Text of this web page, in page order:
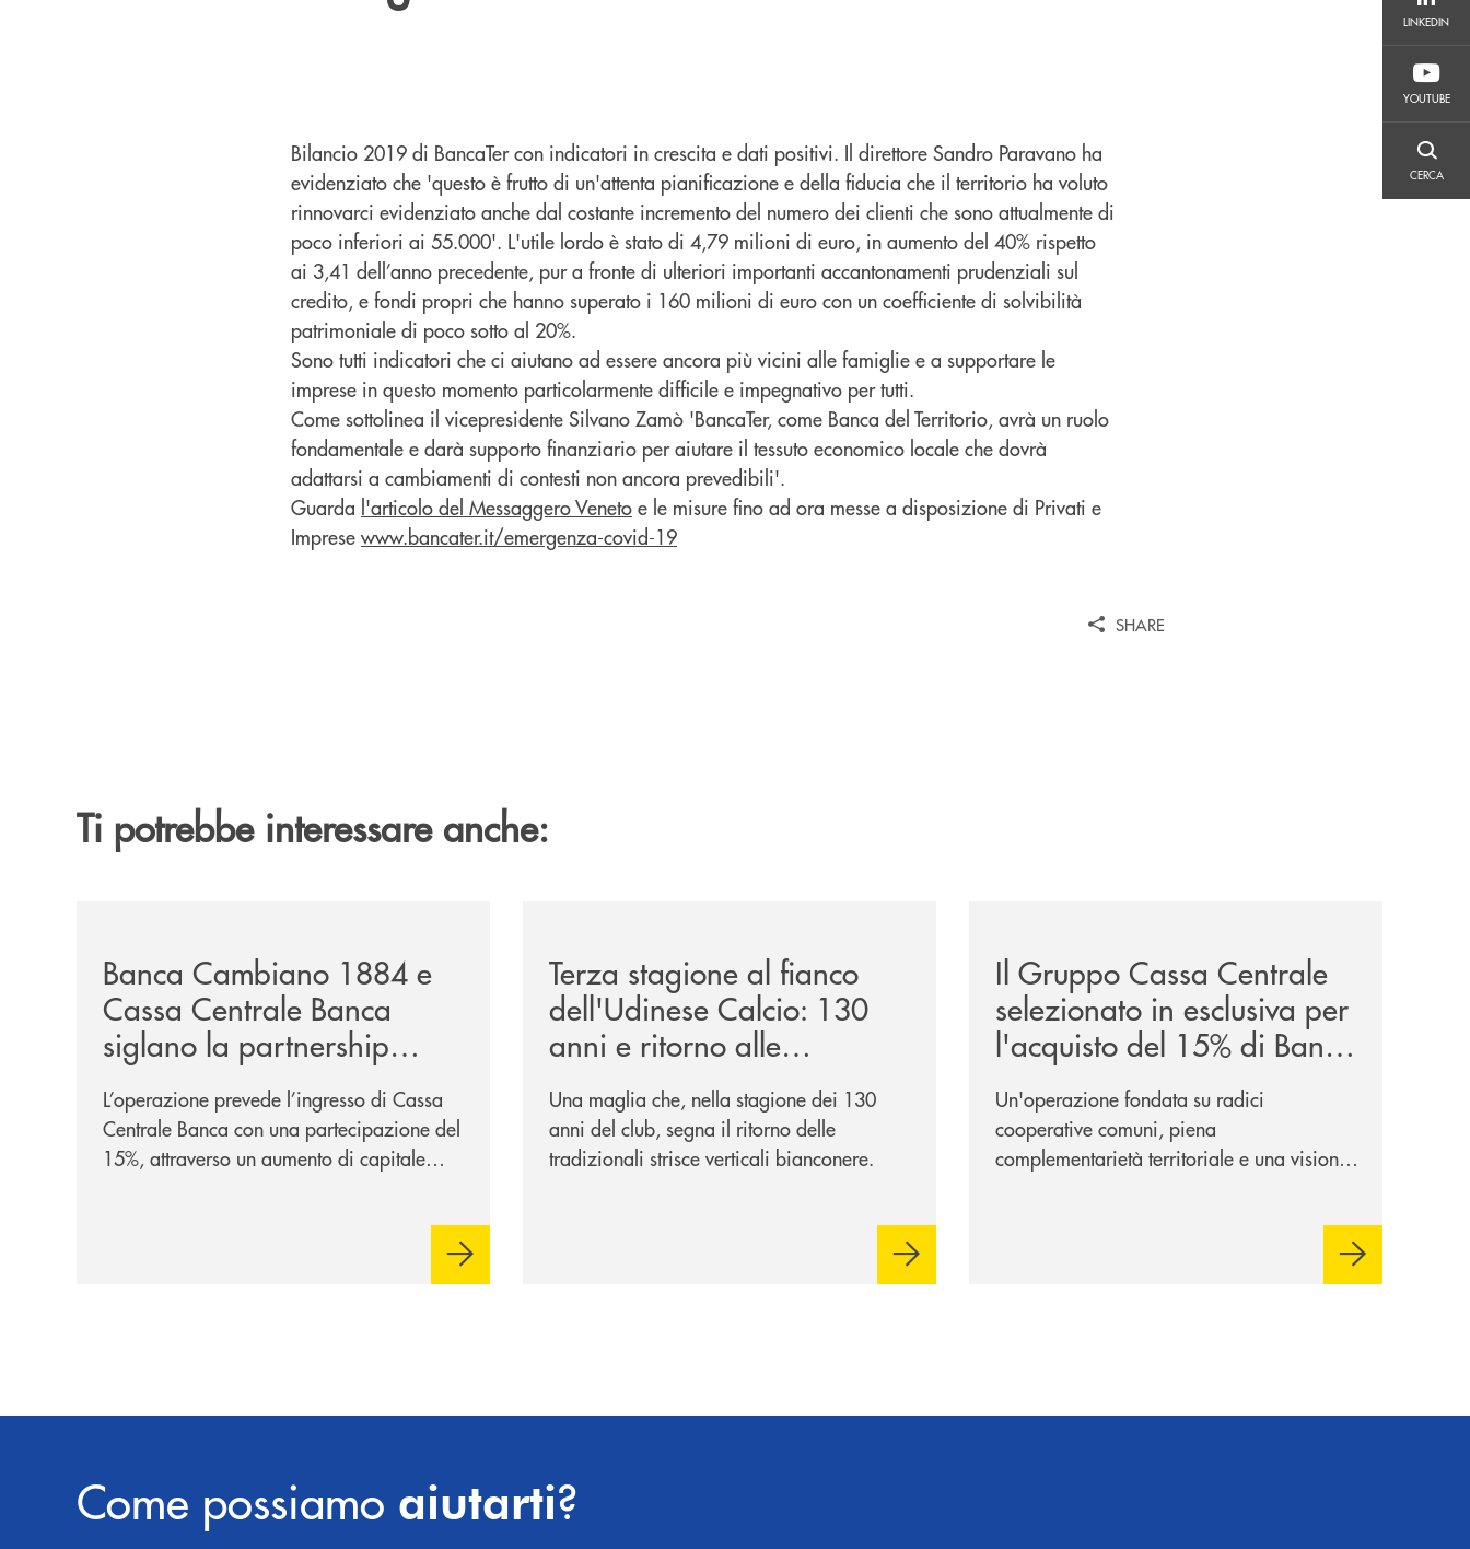
LINKEDIN
YOUTUBE
CERCA
Bilancio 2019 di BancaTer con indicatori in crescita e dati positivi. Il direttore Sandro Paravano ha
evidenziato che 'questo è frutto di un'attenta pianificazione e della fiducia che il territorio ha voluto
rinnovarci evidenziato anche dal costante incremento del numero dei clienti che sono attualmente di
poco inferiori ai 55.000'. L'utile lordo è stato di 4,79 milioni di euro, in aumento del 40% rispetto
ai 3,41 dell’anno precedente, pur a fronte di ulteriori importanti accantonamenti prudenziali sul
credito, e fondi propri che hanno superato i 160 milioni di euro con un coefficiente di solvibilità
patrimoniale di poco sotto al 20%.
Sono tutti indicatori che ci aiutano ad essere ancora più vicini alle famiglie e a supportare le
imprese in questo momento particolarmente difficile e impegnativo per tutti.
Come sottolinea il vicepresidente Silvano Zamò 'BancaTer, come Banca del Territorio, avrà un ruolo
fondamentale e darà supporto finanziario per aiutare il tessuto economico locale che dovrà
adattarsi a cambiamenti di contesti non ancora prevedibili'.
Guarda l'articolo del Messaggero Veneto e le misure fino ad ora messe a disposizione di Privati e
Imprese www.bancater.it/emergenza-covid-19
SHARE
Ti potrebbe interessare anche:
Banca Cambiano 1884 e
Cassa Centrale Banca
siglano la partnership
strategica
L’operazione prevede l’ingresso di Cassa
Centrale Banca con una partecipazione del
15%, attraverso un aumento di capitale
sulla condivisione di valori comuni e sulla
prossimità ai territori, per ampliare l’offerta
Terza stagione al fianco
dell'Udinese Calcio: 130
anni e ritorno alle
tradizioni
Una maglia che, nella stagione dei 130
anni del club, segna il ritorno delle
tradizionali strisce verticali bianconere.
Il Gruppo Cassa Centrale
selezionato in esclusiva per
l'acquisto del 15% di Banca
Cambiano 1884
Un'operazione fondata su radici
cooperative comuni, piena
complementarietà territoriale e una visione
Come possiamo aiutarti?